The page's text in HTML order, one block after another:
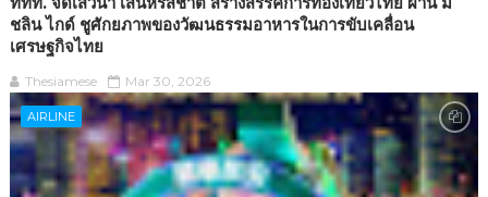
ชลิน ไกด์ ชูศักยภาพของวัฒนธรรมอาหารในการขับเคลื่อน
เศรษฐกิจไทย
Thesiamese Mar 30, 2026
AIRLINE